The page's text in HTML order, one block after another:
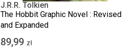
J.R.R. Tolkien
The Hobbit Graphic Novel : Revised
and Expanded
89,99 zł